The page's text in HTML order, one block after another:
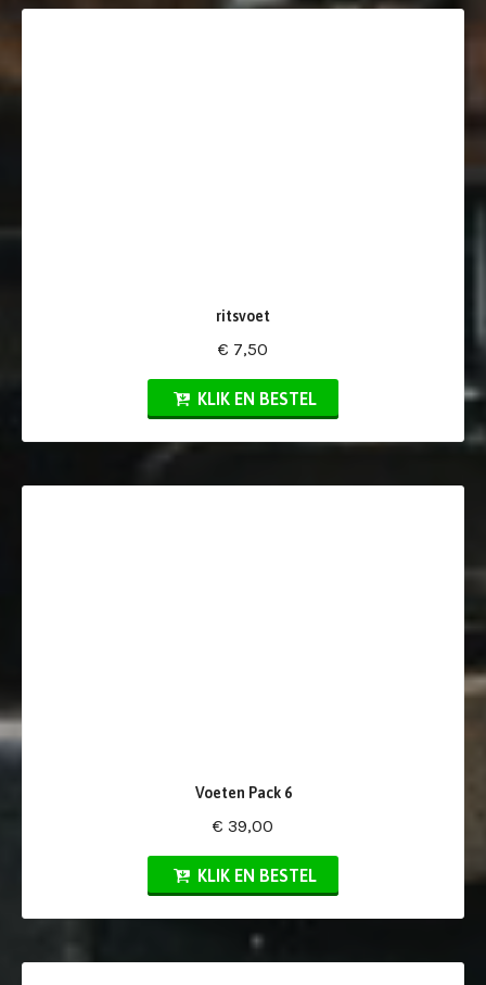
ritsvoet
€ 7,50
KLIK EN BESTEL
Voeten Pack 6
€ 39,00
KLIK EN BESTEL